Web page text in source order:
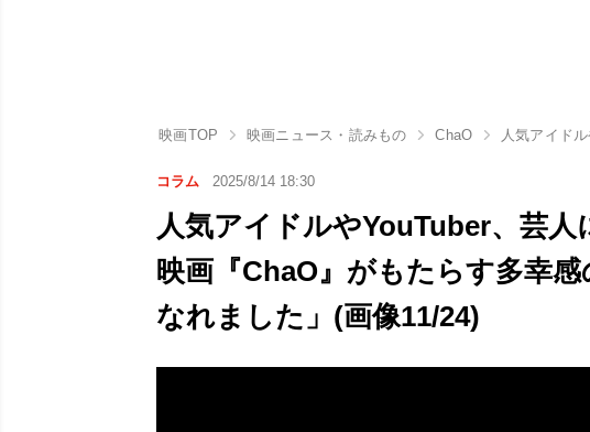
映画TOP 映画ニュース・読みもの ChaO 人気アイド
コラム 2025/8/14 18:30
人気アイドルやYouTuber、芸人
映画『ChaO』がもたらす多幸
なれました」(画像11/24)